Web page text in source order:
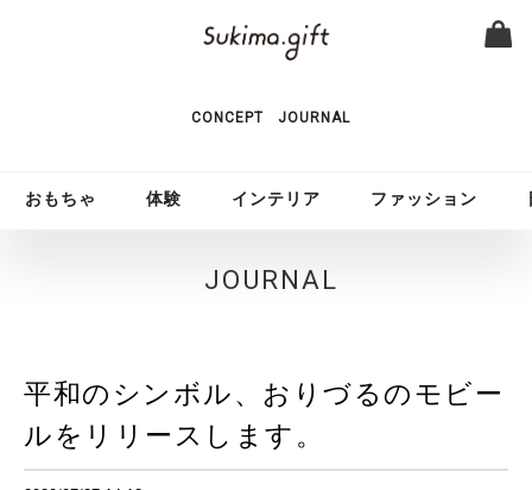
CONCEPT JOURNAL
おもちゃ 体験 インテリア ファッション
JOURNAL
平和のシンボル、おりづるのモビー
ルをリリースします。